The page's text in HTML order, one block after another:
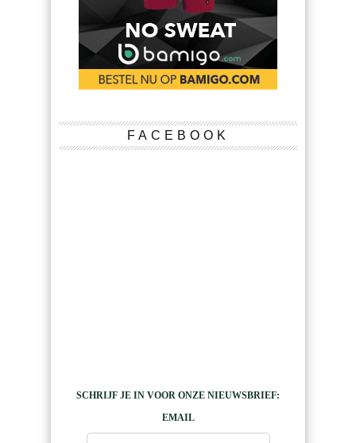
FACEBOOK
SCHRIJF JE IN VOOR ONZE NIEUWSBRIEF:
EMAIL